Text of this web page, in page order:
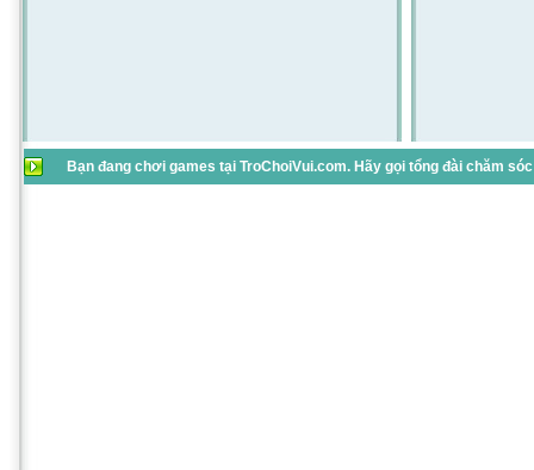
Bạn đang chơi games tại TroChoiVui.com. Hãy gọi tổng đài chăm